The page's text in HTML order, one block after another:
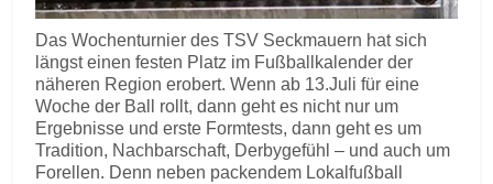
Das Wochenturnier des TSV Seckmauern hat sich
längst einen festen Platz im Fußballkalender der
näheren Region erobert. Wenn ab 13.Juli für eine
Woche der Ball rollt, dann geht es nicht nur um
Ergebnisse und erste Formtests, dann geht es um
Tradition, Nachbarschaft, Derbygefühl – und auch um
Forellen. Denn neben packendem Lokalfußball